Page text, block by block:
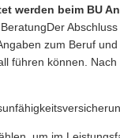
werden beim BU
Der
zum Beruf
führen können.